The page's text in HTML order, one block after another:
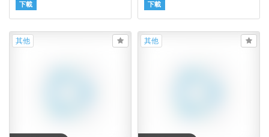
下載 下載
其他 其他